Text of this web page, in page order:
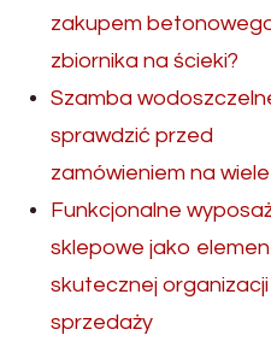
zakupem
zbiornika na ścieki?
Szamba
sprawdzić przed
zamówieniem na
Funkcjonalne
sklepowe jako
skutecznej organizacji
sprzedaży